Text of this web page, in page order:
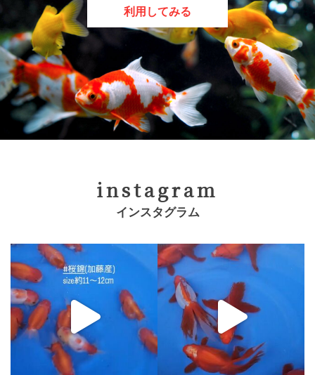
利用してみる
instagram
インスタグラム